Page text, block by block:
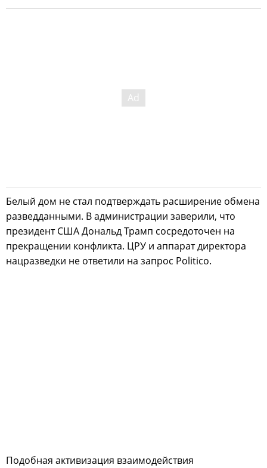
Белый дом не стал подтверждать расширение обмена
разведданными. В администрации заверили, что
президент США Дональд Трамп сосредоточен на
прекращении конфликта. ЦРУ и аппарат директора
нацразведки не ответили на запрос Politico.
Подобная активизация взаимодействия